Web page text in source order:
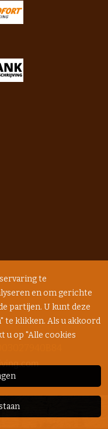
te
en om gerichte
partijen. U kunt deze
te klikken. Als u akkoord
u op "Alle cookies